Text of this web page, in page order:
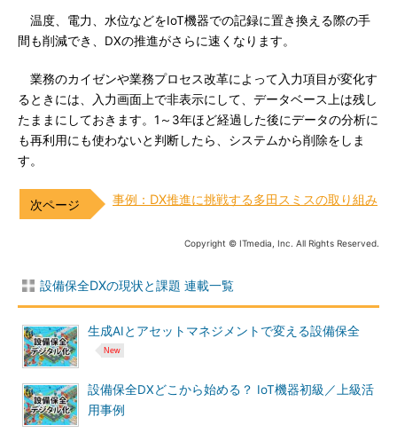
温度、電力、水位などをIoT機器での記録に置き換える際の手
間も削減でき、DXの推進がさらに速くなります。
業務のカイゼンや業務プロセス改革によって入力項目が変化す
るときには、入力画面上で非表示にして、データベース上は残し
たままにしておきます。1～3年ほど経過した後にデータの分析に
も再利用にも使わないと判断したら、システムから削除をしま
す。
事例：DX推進に挑戦する多田スミスの取り組み
Copyright © ITmedia, Inc. All Rights Reserved.
設備保全DXの現状と課題 連載一覧
生成AIとアセットマネジメントで変える設備保全
設備保全DXどこから始める？ IoT機器初級／上級活
用事例